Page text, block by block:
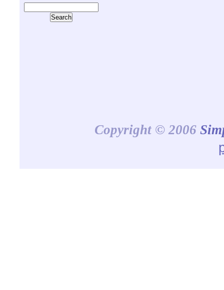
Copyright © 2006